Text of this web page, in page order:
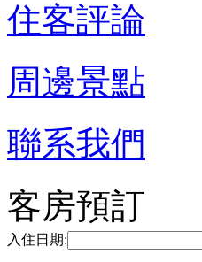
住客評論
周邊景點
聯系我們
客房預訂
入住日期: